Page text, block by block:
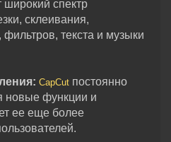
широкий спектр
склеивания,
текста и музыки
CapCut постоянно
новые функции и
ее еще более